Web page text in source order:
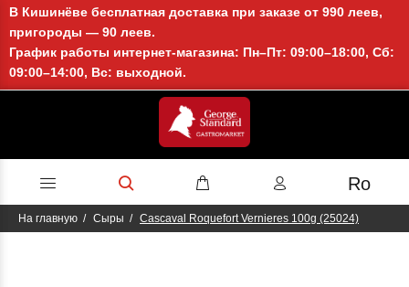
В Кишинёве бесплатная доставка при заказе от 990 леев,
пригороды — 90 леев.
График работы интернет-магазина: Пн–Пт: 09:00–18:00, Сб:
09:00–14:00, Вс: выходной.
Ro
На главную Сыры Cascaval Roquefort Vernieres 100g (25024)